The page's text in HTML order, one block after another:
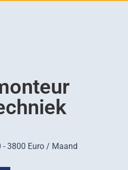
- 3800 Euro / Maand